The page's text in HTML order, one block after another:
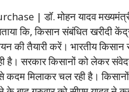
| डॉ. मोहन यादव
कि, किसान संबंधित खरीदी
की तैयारी करें। भारतीय
है। सरकार किसानों को लेकर
मिलाकर चल रही है। किसानों